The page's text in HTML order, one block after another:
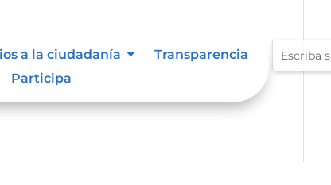
a la ciudadanía
Transparencia
Participa